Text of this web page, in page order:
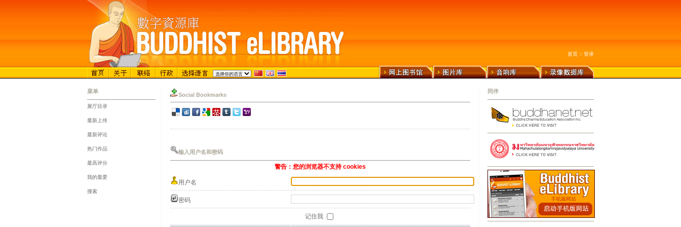
首页 :: 登录
同伴
菜单
展厅目录
最新上传
最新评论
热门作品
最高评分
我的最爱
搜索
Social Bookmarks
输入用户名和密码
警告：您的浏览器不支持 cookies
用户名
密码
记住我